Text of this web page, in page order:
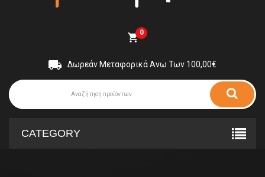
0
Δωρεάν Μεταφορικά Ανω Των 100,00€
CATEGORY